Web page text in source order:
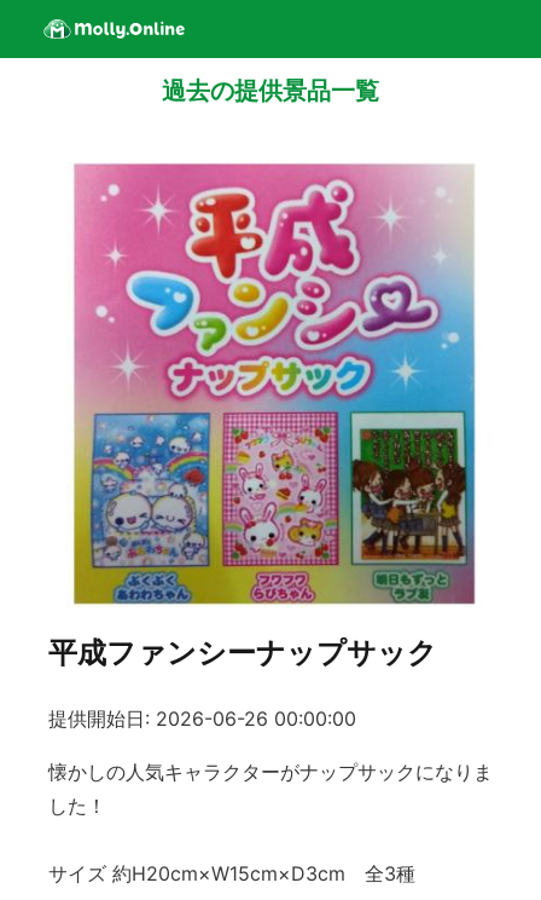
過去の提供景品一覧
平成ファンシーナップサック
提供開始日: 2026-06-26 00:00:00
懐かしの人気キャラクターがナップサックになりま
した！
サイズ 約H20cm×W15cm×D3cm 全3種